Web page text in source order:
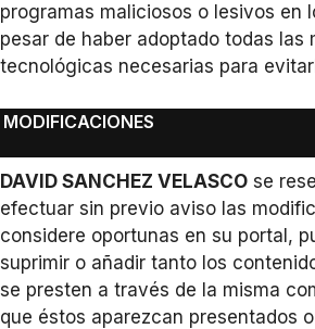
programas maliciosos o lesivos en
pesar de haber adoptado todas las
tecnológicas necesarias para
MODIFICACIONES
DAVID SANCHEZ VELASCO se
efectuar sin previo aviso las
considere oportunas en su portal,
suprimir o añadir tanto los
se presten a través de la misma
que éstos aparezcan presentados